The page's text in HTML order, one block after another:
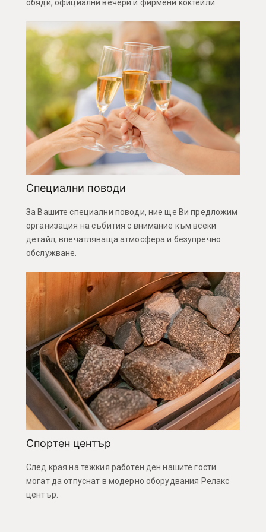
обяди, официални вечери и фирмени коктейли.
Специални поводи
За Вашите специални поводи, ние ще Ви предложим
организация на събития с внимание към всеки
детайл, впечатляваща атмосфера и безупречно
обслужване.
Спортен център
След края на тежкия работен ден нашите гости
могат да отпуснат в модерно оборудвания Релакс
център.